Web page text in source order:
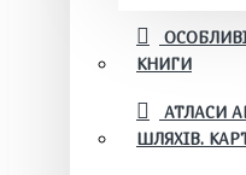
КНИГИ
АТЛАСИ
ШЛЯХІВ.